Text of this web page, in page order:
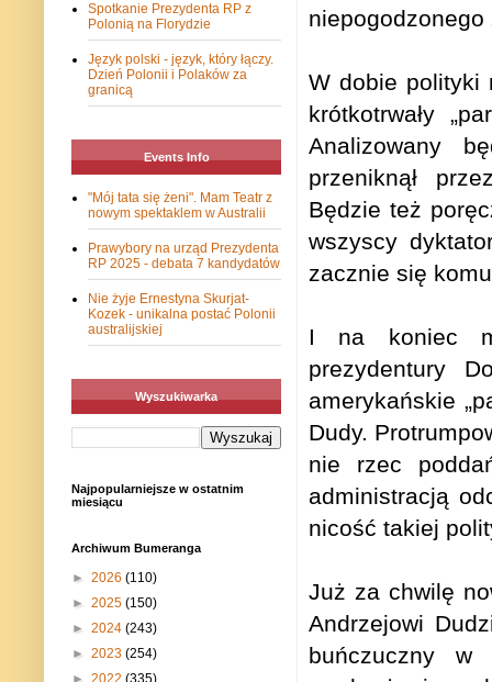
W dobie polityki
krótkotrwały
Analizowany
przeniknął
Będzie też
wszyscy
zacznie się
I na koniec
prezydentury
amerykańskie
Dudy.
nie rzec
administracją
nicość takiej
Już za chwilę
Andrzejowi
buńczuczny w
Spotkanie Prezydenta RP z
Polonią na Florydzie
Język polski - język, który łączy.
Dzień Polonii i Polaków za
granicą
Events Info
"Mój tata się żeni". Mam Teatr z
nowym spektaklem w Australii
Prawybory na urząd Prezydenta
RP 2025 - debata 7 kandydatów
Nie żyje Ernestyna Skurjat-
Kozek - unikalna postać Polonii
australijskiej
Wyszukiwarka
Najpopularniejsze w ostatnim
miesiącu
Archiwum Bumeranga
► 2026 (110)
► 2025 (150)
► 2024 (243)
► 2023 (254)
► 2022 (335)